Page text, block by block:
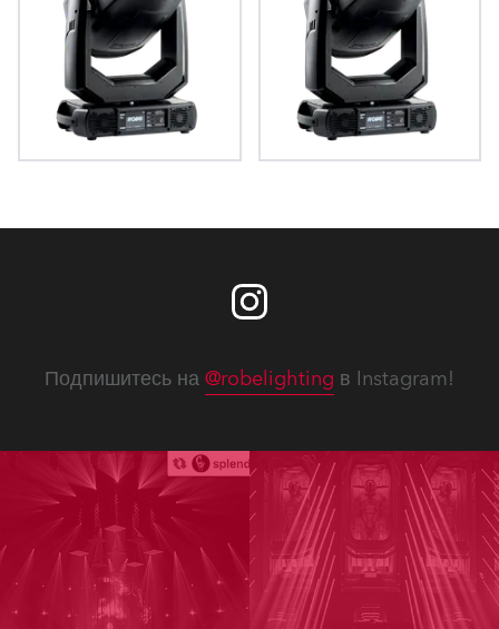
Подпишитесь на @robelighting в Instagram!